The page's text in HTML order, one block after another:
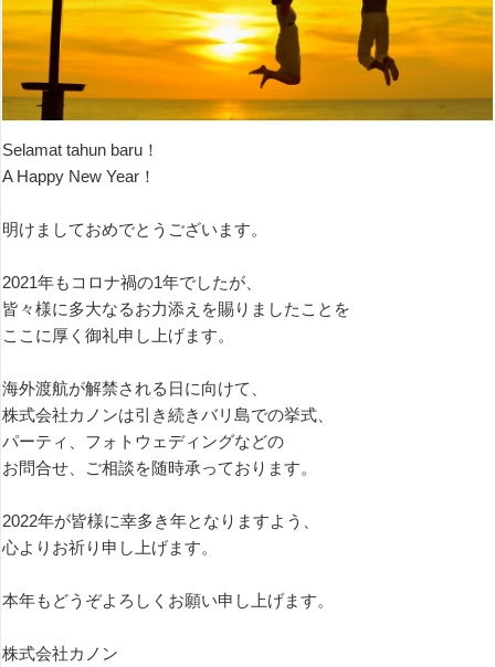
Selamat tahun baru！
A Happy New Year！
明けましておめでとうございます。
2021年もコロナ禍の1年でしたが、
皆々様に多大なるお力添えを賜りましたことを
ここに厚く御礼申し上げます。
海外渡航が解禁される日に向けて、
株式会社カノンは引き続きバリ島での挙式、
パーティ、フォトウェディングなどの
お問合せ、ご相談を随時承っております。
2022年が皆様に幸多き年となりますよう、
心よりお祈り申し上げます。
本年もどうぞよろしくお願い申し上げます。
株式会社カノン